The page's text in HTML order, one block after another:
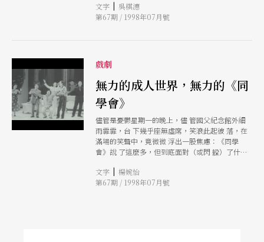
文字 | 吳棋潓
第67期 / 1998年07月號
戲劇
無力的成人世界，無力的《同
學會》
儘管是憂鬱星期一的晚上，儘 管國父紀念館外細
雨霏霏，台 下幾乎座無虛席，笑浪此起彼 落，在
滿場的笑聲中，竟微微 浮出一股焦慮：《同學
會》說 了這麼多，但到底面對（或閃 躱）了什
文字 | 楊婉怡
第67期 / 1998年07月號